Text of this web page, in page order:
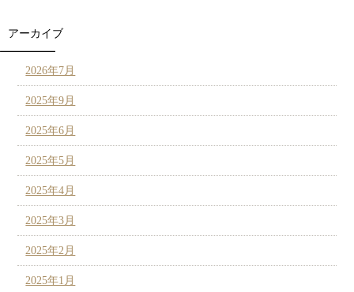
アーカイブ
2026年7月
2025年9月
2025年6月
2025年5月
2025年4月
2025年3月
2025年2月
2025年1月